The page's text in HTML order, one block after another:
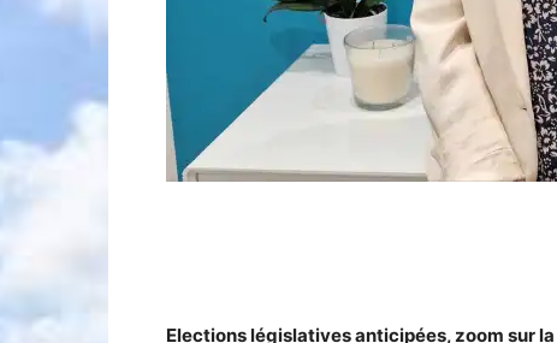
Elections législatives anticipées, zoom sur